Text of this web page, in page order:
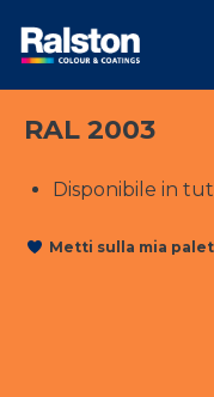
RAL 2003
Disponibile in
Metti sulla mia